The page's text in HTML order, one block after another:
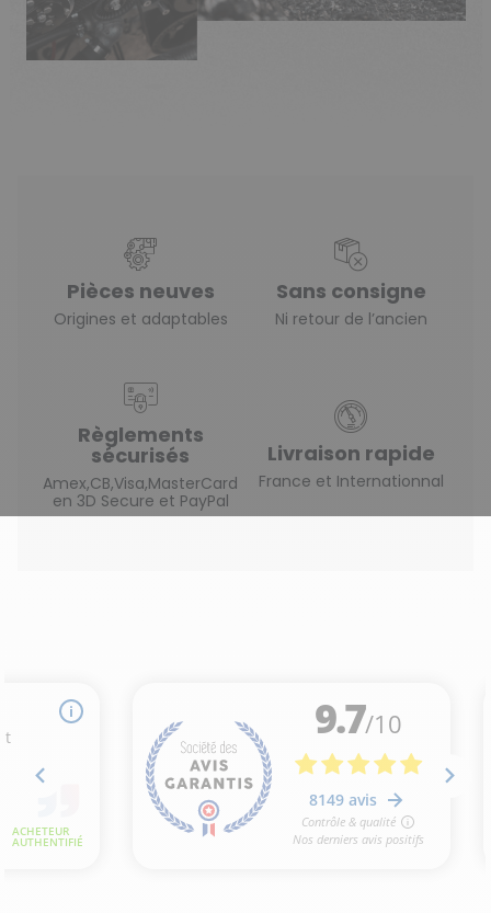
Pièces neuves
Origines et adaptables
Sans consigne
Ni retour de l’ancien
Règlements
sécurisés
Amex,CB,Visa,MasterCard
en 3D Secure et PayPal
Livraison rapide
France et Internationnal